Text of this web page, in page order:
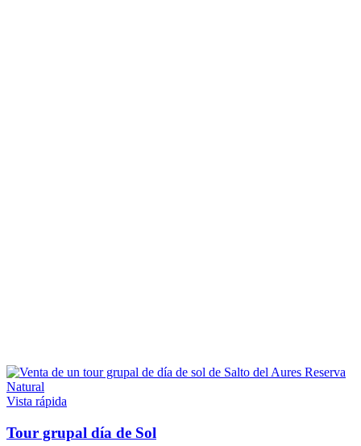
Vista rápida
Tour grupal día de Sol